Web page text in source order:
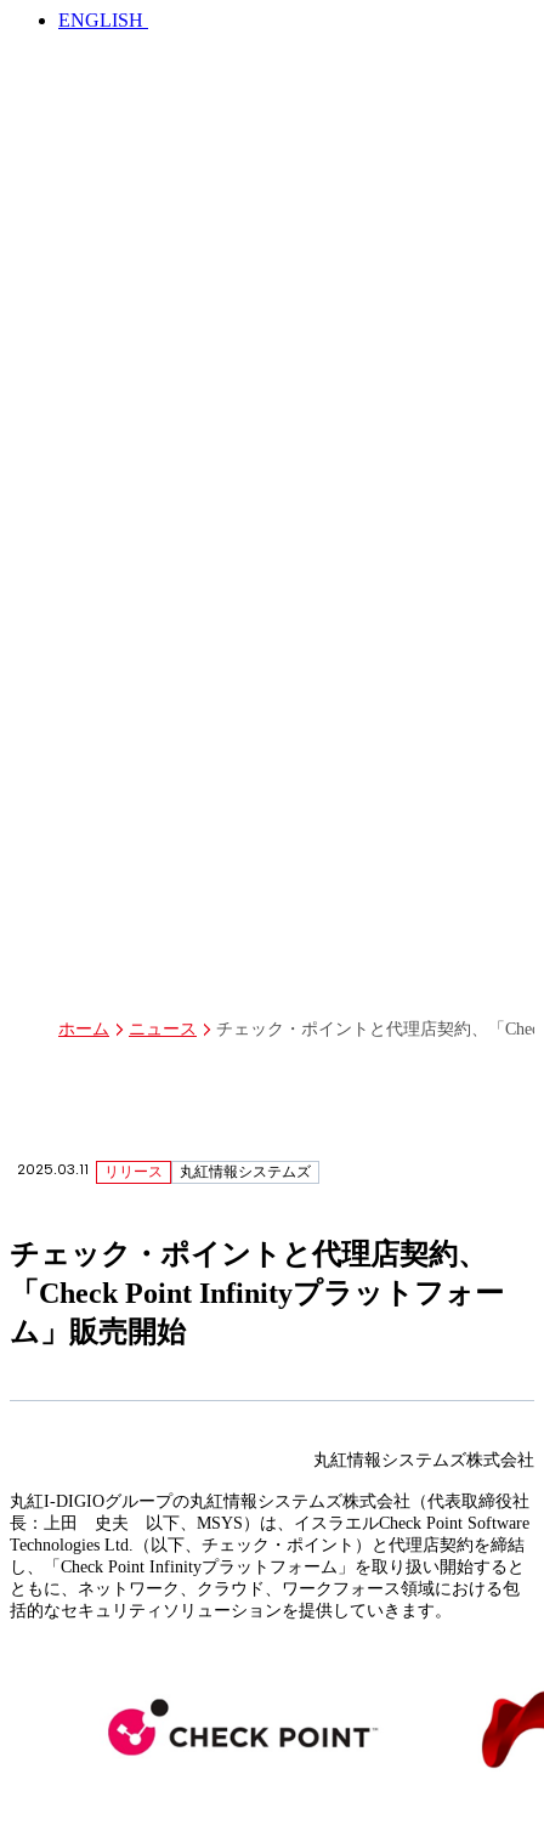
ENGLISH
ホーム ニュース チェック・ポイントと代理店契約、「
2025.03.11 リリース 丸紅情報システムズ
チェック・ポイントと代理店契約、
「Check Point Infinityプラットフォー
ム」販売開始
丸紅情報システムズ株式会社
丸紅I-DIGIOグループの丸紅情報システムズ株式会社（代表取締役社
長：上田 史夫 以下、MSYS）は、イスラエルCheck Point Software
Technologies Ltd.（以下、チェック・ポイント）と代理店契約を締結
し、「Check Point Infinityプラットフォーム」を取り扱い開始すると
ともに、ネットワーク、クラウド、ワークフォース領域における包
括的なセキュリティソリューションを提供していきます。